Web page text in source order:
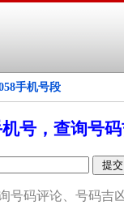
手机号段
号，查询号